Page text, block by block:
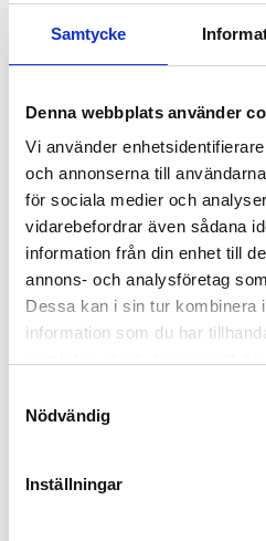
Samtycke
Denna webbplats använder
Vi använder
och annonserna till
för sociala medier och
vidarebefordrar även sådana
information från din enhet till
annons- och analysföretag
Dessa kan i sin tur kombinera
information som du har
Nödvändig
Inställningar
Kontakt
Åkes Motor AB
82472 DELSBO
0653-10605
info@akesmotor.se
www.akesmotor.se
Varumärken -
Lynx
Tjänster